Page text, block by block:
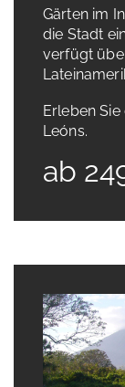
Gärten im
die Stadt
verfügt
Erleben
Leóns.
ab